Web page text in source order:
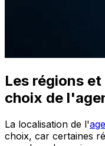
Les régions
choix de
La localisation de l'
choix, car certaines